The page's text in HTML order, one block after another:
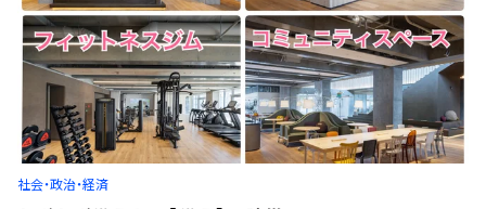
社会・政治・経済